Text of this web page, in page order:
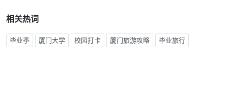
相关热词
毕业季 厦门大学 校园打卡 厦门旅游攻略 毕业旅行